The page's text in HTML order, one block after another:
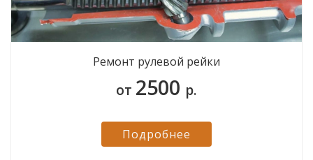
Ремонт рулевой рейки
от 2500 р.
Подробнее